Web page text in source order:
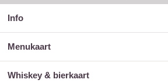
Info
menukaart
whiskey & bierkaart